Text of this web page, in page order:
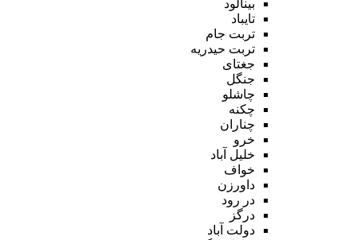
بینالود
تایباد
تربت جام
تربت حیدریه
جغتای
جنگل
چاشلو
چکنه
چناران
خرو
خلیل آباد
خواف
داورزن
در رود
درگز
دولت آباد